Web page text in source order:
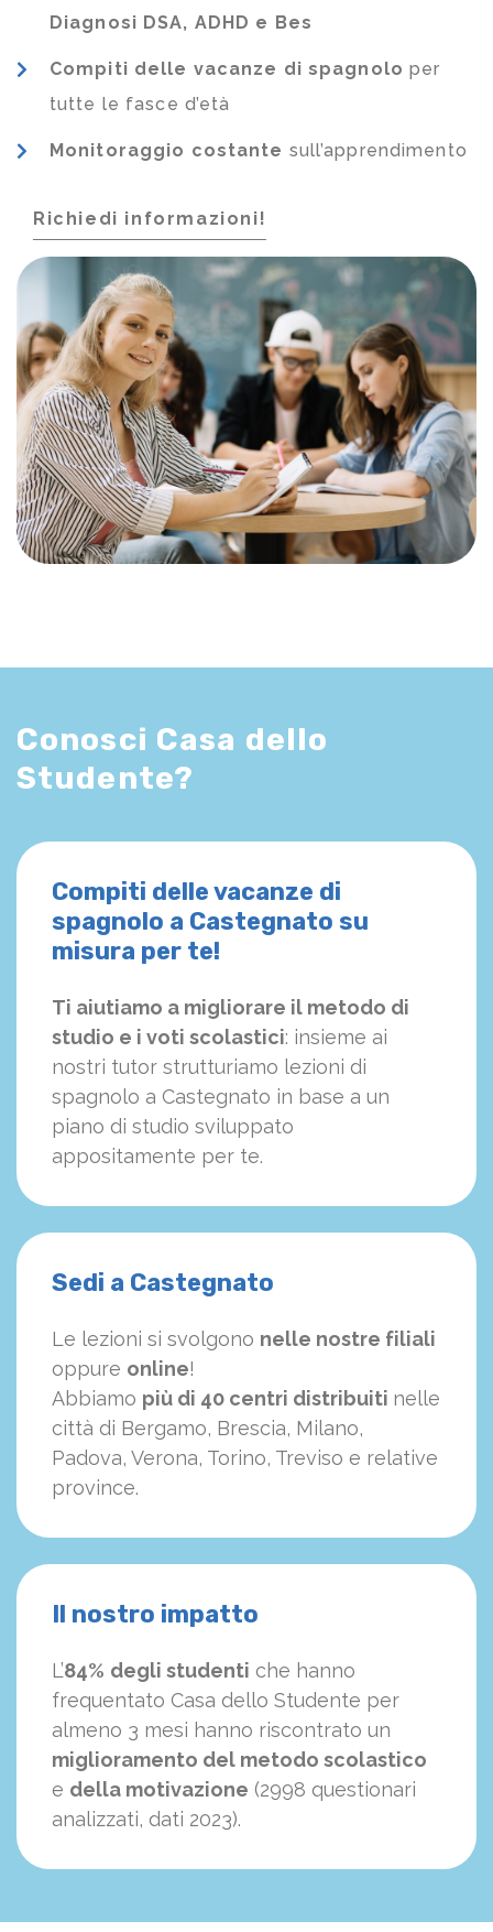
Diagnosi DSA, ADHD e Bes
Compiti delle vacanze di spagnolo per
tutte le fasce d’età
Monitoraggio costante sull’apprendimento
Richiedi informazioni!
Conosci Casa dello
Studente?
Compiti delle vacanze di
spagnolo a Castegnato su
misura per te!
Ti aiutiamo a migliorare il metodo di
studio e i voti scolastici: insieme ai
nostri tutor strutturiamo lezioni di
spagnolo a Castegnato in base a un
piano di studio sviluppato
appositamente per te.
Sedi a Castegnato
Le lezioni si svolgono nelle nostre filiali
oppure online!
Abbiamo più di 40 centri distribuiti nelle
città di Bergamo, Brescia, Milano,
Padova, Verona, Torino, Treviso e relative
province.
Il nostro impatto
L’84% degli studenti che hanno
frequentato Casa dello Studente per
almeno 3 mesi hanno riscontrato un
miglioramento del metodo scolastico
e della motivazione (2998 questionari
analizzati, dati 2023).